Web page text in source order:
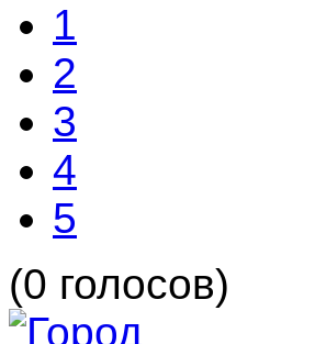
1
2
3
4
5
(0 голосов)